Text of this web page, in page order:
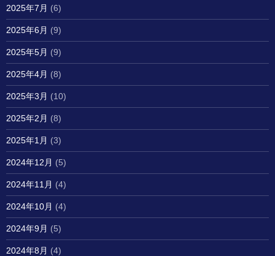
2025年7月 (6)
2025年6月 (9)
2025年5月 (9)
2025年4月 (8)
2025年3月 (10)
2025年2月 (8)
2025年1月 (3)
2024年12月 (5)
2024年11月 (4)
2024年10月 (4)
2024年9月 (5)
2024年8月 (4)